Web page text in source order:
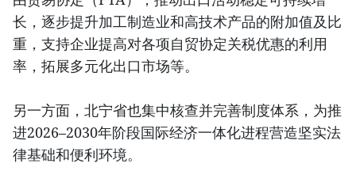
长，逐步提升加工制造业和高技术产品的附加值及比
重，支持企业提高对各项自贸协定关税优惠的利用
率，拓展多元化出口市场等。
另一方面，北宁省也集中核查并完善制度体系，为推
进2026–2030年阶段国际经济一体化进程营造坚实法
律基础和便利环境。